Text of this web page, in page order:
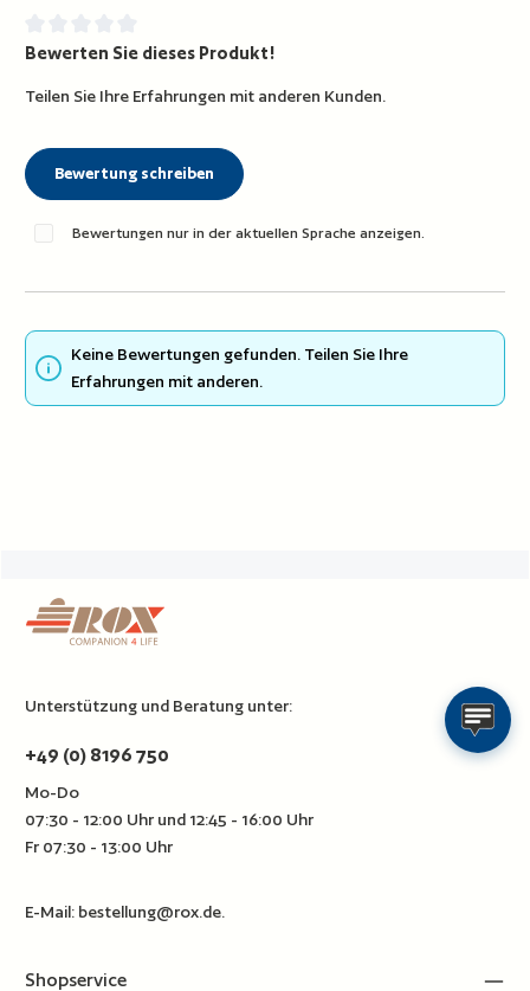
Durchschnittliche Bewertung von 0 von 5 Sternen
Bewerten Sie dieses Produkt!
Teilen Sie Ihre Erfahrungen mit anderen Kunden.
Bewertung schreiben
Bewertungen nur in der aktuellen Sprache anzeigen.
Keine Bewertungen gefunden. Teilen Sie Ihre
Erfahrungen mit anderen.
Unterstützung und Beratung unter:
+49 (0) 8196 750
Mo-Do
07:30 - 12:00 Uhr und 12:45 - 16:00 Uhr
Fr 07:30 - 13:00 Uhr
E-Mail: bestellung@rox.de.
Shopservice